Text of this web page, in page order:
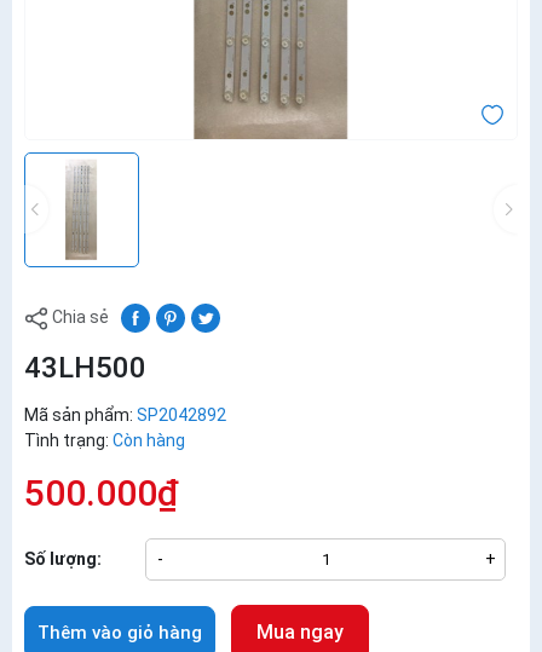
Chia sẻ
43LH500
Mã sản phẩm: SP2042892
Tình trạng: Còn hàng
500.000₫
Số lượng: - +
Thêm vào giỏ hàng Mua ngay